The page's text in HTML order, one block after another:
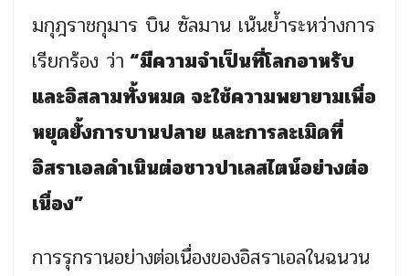
มกุฎราชกุมาร บิน ซัลมาน เน้นย้ำระหว่างการ
เรียกร้อง ว่า “มีความจำเป็นที่โลกอาหรับ
และอิสลามทั้งหมด จะใช้ความพยายามเพื่อ
หยุดยั้งการบานปลาย และการละเมิดที่
อิสราเอลดำเนินต่อชาวปาเลสไตน์อย่างต่อ
เนื่อง”
การรุกรานอย่างต่อเนื่องของอิสราเอลในฉนวน